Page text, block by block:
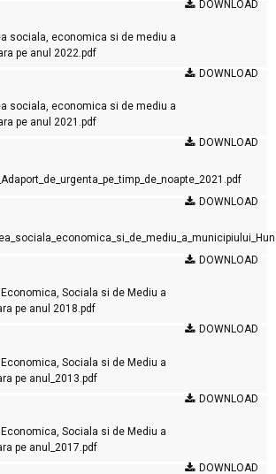
DOWNLOAD
sociala, economica si de mediu a
pe anul 2022.pdf
DOWNLOAD
sociala, economica si de mediu a
pe anul 2021.pdf
DOWNLOAD
DOWNLOAD
DOWNLOAD
Sociala si de Mediu a
pe anul 2018.pdf
DOWNLOAD
Sociala si de Mediu a
pe anul_2013.pdf
DOWNLOAD
Sociala si de Mediu a
pe anul_2017.pdf
DOWNLOAD